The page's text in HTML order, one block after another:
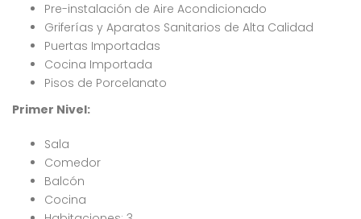
Pre-instalación de Aire Acondicionado
Griferías y Aparatos Sanitarios de Alta Calidad
Puertas Importadas
Cocina Importada
Pisos de Porcelanato
Primer Nivel:
Sala
Comedor
Balcón
Cocina
encontró ningún
No se encontró ningún
artículo